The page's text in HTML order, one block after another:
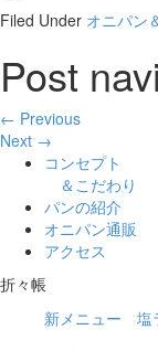
Filed Under オニパン
Post
← Previous
Next →
コンセプト
＆こだわり
パンの紹介
オニパン通販
アクセス
折々帳
新メニュー 塩